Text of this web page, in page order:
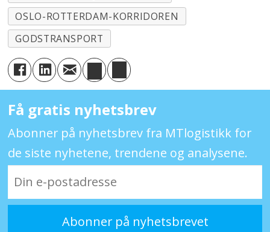
OSLO-ROTTERDAM-KORRIDOREN
GODSTRANSPORT
Få gratis nyhetsbrev
Abonner på nyhetsbrev fra MTlogistikk for
de siste nyhetene, trendene og analysene.